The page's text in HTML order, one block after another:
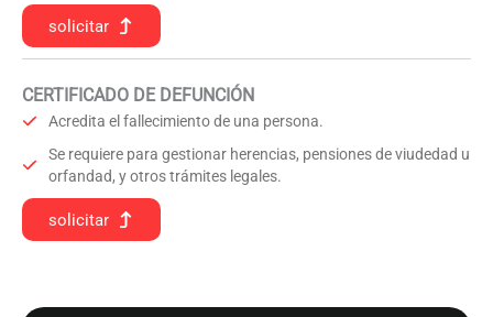
solicitar
CERTIFICADO DE DEFUNCIÓN
Acredita el fallecimiento de una persona.
Se requiere para gestionar herencias, pensiones de viudedad u
orfandad, y otros trámites legales.
solicitar